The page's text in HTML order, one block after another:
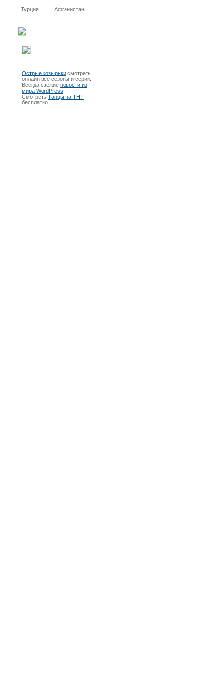
Турция Афганистан
Острые козырьки смотреть
онлайн все сезоны и серии.
Всегда свежие новости из
мира WordPress
Смотреть Танцы на ТНТ
бесплатно